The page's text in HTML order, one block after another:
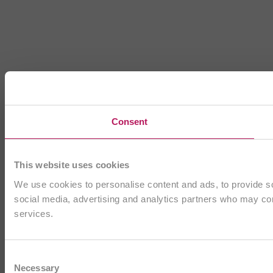
Consent
This website uses cookies
We use cookies to personalise content and ads, to provide
social media, advertising and analytics partners who may
services.
Selection
Necessary